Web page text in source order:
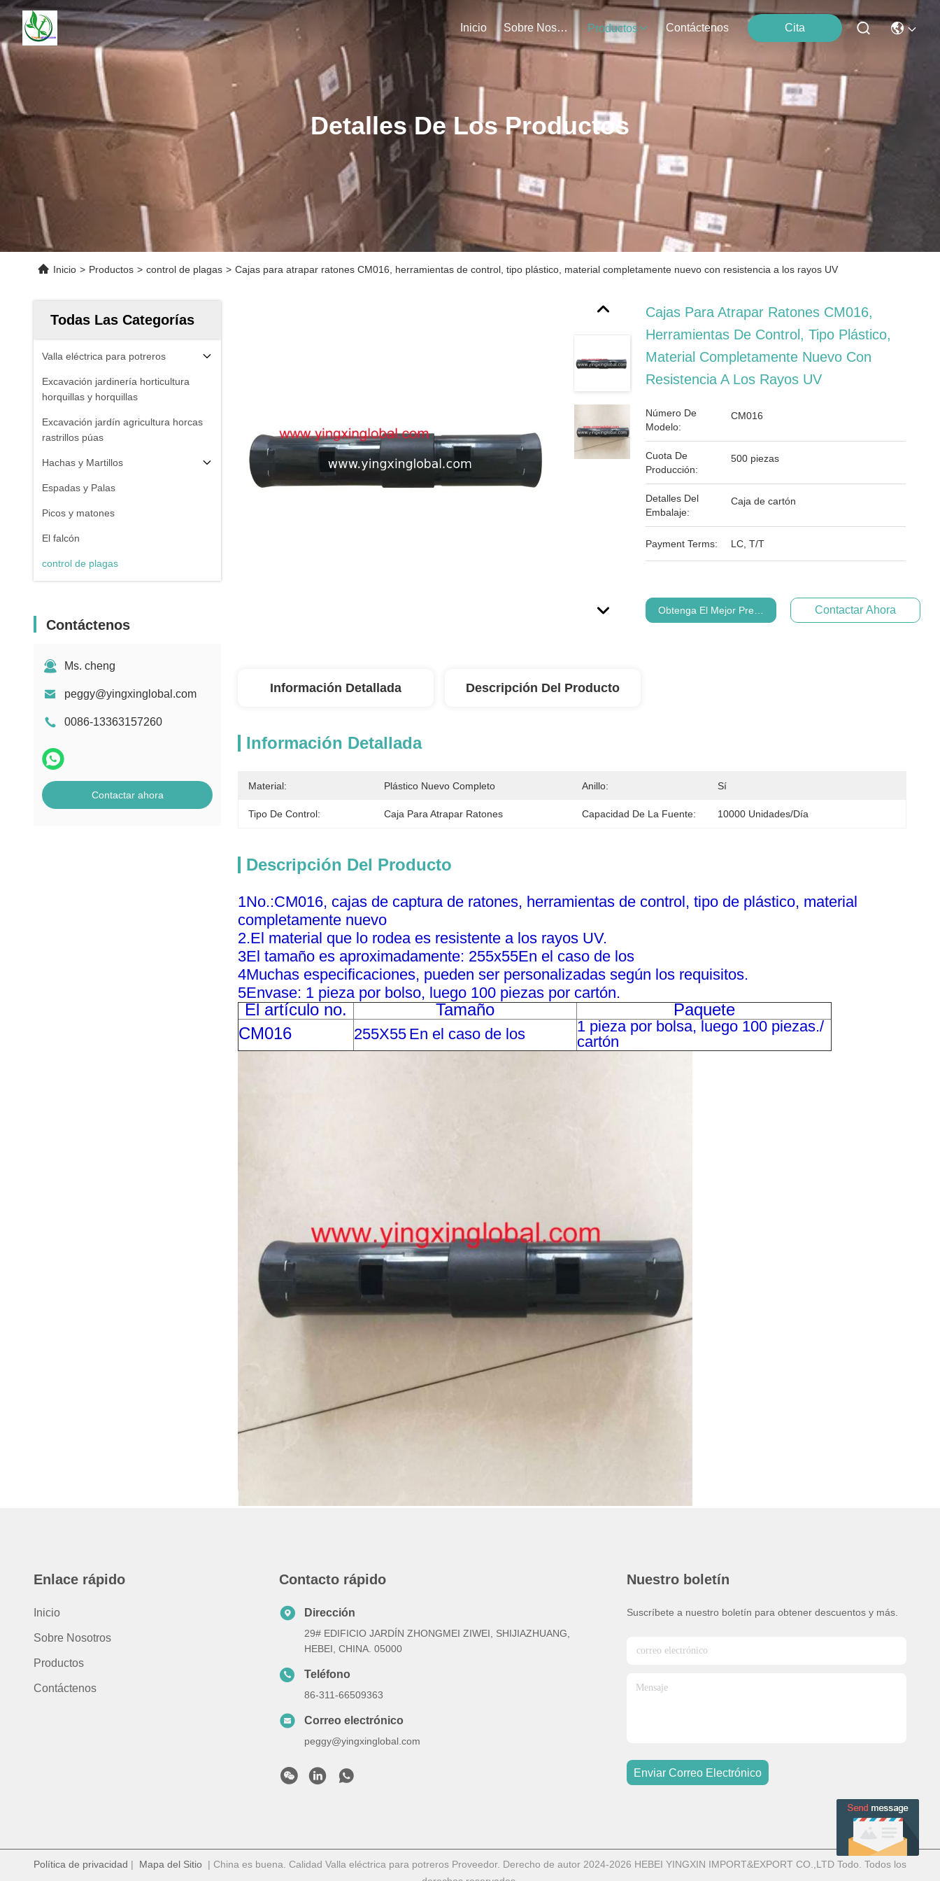
Inicio Sobre Nosotros Productos Contáctenos Cita
Detalles De Los Productos
Inicio > Productos > control de plagas > Cajas para atrapar ratones CM016, herramientas de control, tipo plástico, material completamente nuevo con resistencia a los rayos UV
Todas Las Categorías
Valla eléctrica para potreros
Excavación jardinería horticultura
horquillas y horquillas
Excavación jardín agricultura horcas
rastrillos púas
Hachas y Martillos
Espadas y Palas
Picos y matones
El falcón
control de plagas
Contáctenos
Ms. cheng
peggy@yingxinglobal.com
0086-13363157260
Contactar ahora
Cajas Para Atrapar Ratones CM016,
Herramientas De Control, Tipo Plástico,
Material Completamente Nuevo Con
Resistencia A Los Rayos UV
Número De
Modelo:
CM016
Cuota De
Producción:
500 piezas
Detalles Del
Embalaje:
Caja de cartón
Payment Terms: LC, T/T
Obtenga El Mejor Precio Contactar Ahora
Información Detallada Descripción Del Producto
Información Detallada
Material: Plástico Nuevo Completo Anillo: Sí
Tipo De Control: Caja Para Atrapar Ratones Capacidad De La Fuente: 10000 Unidades/día
Descripción Del Producto
1No.:CM016, cajas de captura de ratones, herramientas de control, tipo de plástico, material
completamente nuevo
2.El material que lo rodea es resistente a los rayos UV.
3El tamaño es aproximadamente: 255x55En el caso de los
4Muchas especificaciones, pueden ser personalizadas según los requisitos.
5Envase: 1 pieza por bolso, luego 100 piezas por cartón.
El artículo no. Tamaño
Paquete
CM016
255X55 En el caso de los 1 pieza por bolsa, luego 100 piezas./
cartón
Enlace rápido
Inicio
Sobre Nosotros
Productos
Contáctenos
Contacto rápido
Dirección
29# EDIFICIO JARDÍN ZHONGMEI ZIWEI, SHIJIAZHUANG,
HEBEI, CHINA. 05000
Teléfono
86-311-66509363
Correo electrónico
peggy@yingxinglobal.com
Nuestro boletín
Suscríbete a nuestro boletín para obtener descuentos y más.
Enviar Correo Electrónico
Política de privacidad | Mapa del Sitio | China es buena. Calidad Valla eléctrica para potreros Proveedor. Derecho de autor 2024-2026 HEBEI YINGXIN IMPORT&EXPORT CO.,LTD Todo. Todos los